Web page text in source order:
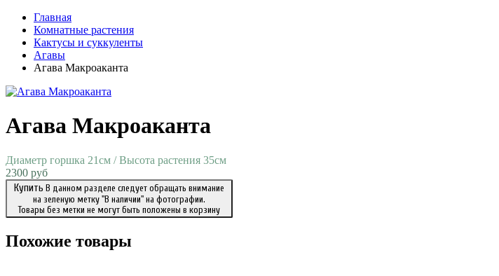
Главная
Комнатные растения
Кактусы и суккуленты
Агавы
Агава Макроаканта
Агава Макроаканта
Диаметр горшка 21см / Высота растения 35см
2300 руб
Купить В данном разделе следует обращать внимание
на зеленую метку "В наличии" на фотографии.
Товары без метки не могут быть положены в корзину
Похожие товары